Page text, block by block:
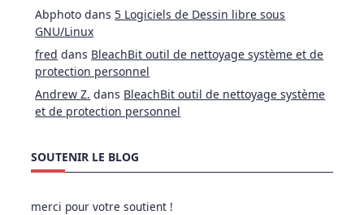
Abphoto dans 5 Logiciels de Dessin libre sous
GNU/Linux
fred dans BleachBit outil de nettoyage système et de
protection personnel
Andrew Z. dans BleachBit outil de nettoyage système
et de protection personnel
SOUTENIR LE BLOG
merci pour votre soutient !